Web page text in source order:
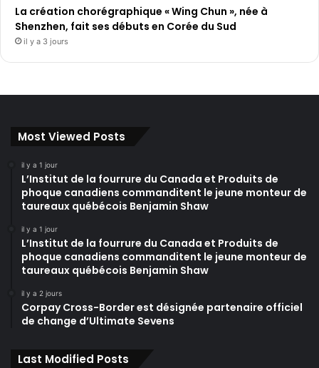
La création chorégraphique « Wing Chun », née à
Shenzhen, fait ses débuts en Corée du Sud
il y a 3 jours
Most Viewed Posts
il y a 1 jour
L’Institut de la fourrure du Canada et Produits de
phoque canadiens commanditent le jeune monteur de
taureaux québécois Benjamin Shaw
il y a 1 jour
L’Institut de la fourrure du Canada et Produits de
phoque canadiens commanditent le jeune monteur de
taureaux québécois Benjamin Shaw
il y a 2 jours
Corpay Cross-Border est désignée partenaire officiel
de change d’Ultimate Sevens
Last Modified Posts